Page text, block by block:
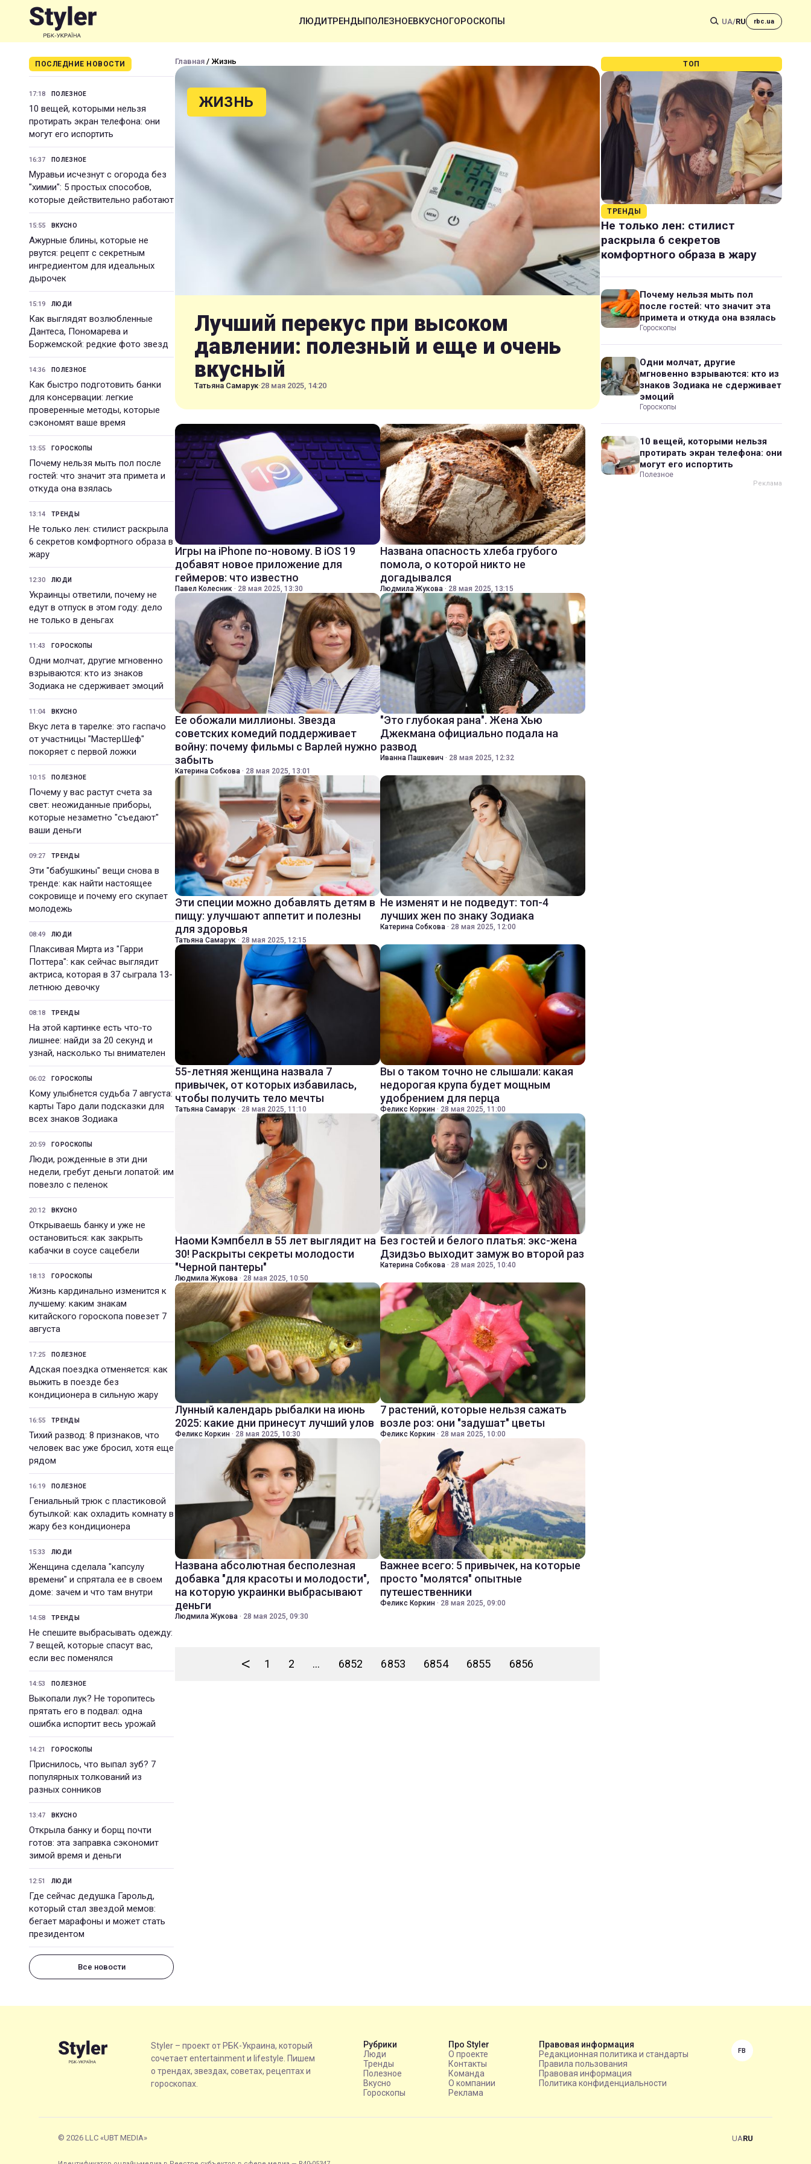
ЛЮДИТРЕНДЫПОЛЕЗНОЕВКУСНОГОРОСКОПЫ UA/RU rbc.ua
ПОСЛЕДНИЕ НОВОСТИ
17:18 ПОЛЕЗНОЕ
10 вещей, которыми нельзя
протирать экран телефона: они
могут его испортить
16:37 ПОЛЕЗНОЕ
Муравьи исчезнут с огорода без
"химии": 5 простых способов,
которые действительно работают
15:55 ВКУСНО
Ажурные блины, которые не
рвутся: рецепт с секретным
ингредиентом для идеальных
дырочек
15:19 ЛЮДИ
Как выглядят возлюбленные
Дантеса, Пономарева и
Боржемской: редкие фото звезд
14:36 ПОЛЕЗНОЕ
Как быстро подготовить банки
для консервации: легкие
проверенные методы, которые
сэкономят ваше время
13:55 ГОРОСКОПЫ
Почему нельзя мыть пол после
гостей: что значит эта примета и
откуда она взялась
13:14 ТРЕНДЫ
Не только лен: стилист раскрыла
6 секретов комфортного образа в
жару
12:30 ЛЮДИ
Украинцы ответили, почему не
едут в отпуск в этом году: дело
не только в деньгах
11:43 ГОРОСКОПЫ
Одни молчат, другие мгновенно
взрываются: кто из знаков
Зодиака не сдерживает эмоций
11:04 ВКУСНО
Вкус лета в тарелке: это гаспачо
от участницы "МастерШеф"
покоряет с первой ложки
10:15 ПОЛЕЗНОЕ
Почему у вас растут счета за
свет: неожиданные приборы,
которые незаметно "съедают"
ваши деньги
09:27 ТРЕНДЫ
Эти "бабушкины" вещи снова в
тренде: как найти настоящее
сокровище и почему его скупает
молодежь
08:49 ЛЮДИ
Плаксивая Мирта из "Гарри
Поттера": как сейчас выглядит
актриса, которая в 37 сыграла 13-
летнюю девочку
08:18 ТРЕНДЫ
На этой картинке есть что-то
лишнее: найди за 20 секунд и
узнай, насколько ты внимателен
06:02 ГОРОСКОПЫ
Кому улыбнется судьба 7 августа:
карты Таро дали подсказки для
всех знаков Зодиака
20:59 ГОРОСКОПЫ
Люди, рожденные в эти дни
недели, гребут деньги лопатой: им
повезло с пеленок
20:12 ВКУСНО
Открываешь банку и уже не
остановиться: как закрыть
кабачки в соусе сацебели
18:13 ГОРОСКОПЫ
Жизнь кардинально изменится к
лучшему: каким знакам
китайского гороскопа повезет 7
августа
17:25 ПОЛЕЗНОЕ
Адская поездка отменяется: как
выжить в поезде без
кондиционера в сильную жару
16:55 ТРЕНДЫ
Тихий развод: 8 признаков, что
человек вас уже бросил, хотя еще
рядом
16:19 ПОЛЕЗНОЕ
Гениальный трюк с пластиковой
бутылкой: как охладить комнату в
жару без кондиционера
15:33 ЛЮДИ
Женщина сделала "капсулу
времени" и спрятала ее в своем
доме: зачем и что там внутри
14:58 ТРЕНДЫ
Не спешите выбрасывать одежду:
7 вещей, которые спасут вас,
если вес поменялся
14:53 ПОЛЕЗНОЕ
Выкопали лук? Не торопитесь
прятать его в подвал: одна
ошибка испортит весь урожай
14:21 ГОРОСКОПЫ
Приснилось, что выпал зуб? 7
популярных толкований из
разных сонников
13:47 ВКУСНО
Открыла банку и борщ почти
готов: эта заправка сэкономит
зимой время и деньги
12:51 ЛЮДИ
Где сейчас дедушка Гарольд,
который стал звездой мемов:
бегает марафоны и может стать
президентом
Все новости
Главная / Жизнь
ЖИЗНЬ
Лучший перекус при высоком
давлении: полезный и еще и очень
вкусный
Татьяна Самарук·28 мая 2025, 14:20
Игры на iPhone по-новому. В iOS 19
добавят новое приложение для
геймеров: что известно
Павел Колесник · 28 мая 2025, 13:30
Названа опасность хлеба грубого
помола, о которой никто не
догадывался
Людмила Жукова · 28 мая 2025, 13:15
Ее обожали миллионы. Звезда
советских комедий поддерживает
войну: почему фильмы с Варлей нужно
забыть
Катерина Собкова · 28 мая 2025, 13:01
"Это глубокая рана". Жена Хью
Джекмана официально подала на
развод
Иванна Пашкевич · 28 мая 2025, 12:32
Эти специи можно добавлять детям в
пищу: улучшают аппетит и полезны
для здоровья
Татьяна Самарук · 28 мая 2025, 12:15
Не изменят и не подведут: топ-4
лучших жен по знаку Зодиака
Катерина Собкова · 28 мая 2025, 12:00
55-летняя женщина назвала 7
привычек, от которых избавилась,
чтобы получить тело мечты
Татьяна Самарук · 28 мая 2025, 11:10
Вы о таком точно не слышали: какая
недорогая крупа будет мощным
удобрением для перца
Феликс Коркин · 28 мая 2025, 11:00
Наоми Кэмпбелл в 55 лет выглядит на
30! Раскрыты секреты молодости
"Черной пантеры"
Людмила Жукова · 28 мая 2025, 10:50
Без гостей и белого платья: экс-жена
Дзидзьо выходит замуж во второй раз
Катерина Собкова · 28 мая 2025, 10:40
Лунный календарь рыбалки на июнь
2025: какие дни принесут лучший улов
Феликс Коркин · 28 мая 2025, 10:30
7 растений, которые нельзя сажать
возле роз: они "задушат" цветы
Феликс Коркин · 28 мая 2025, 10:00
Названа абсолютная бесполезная
добавка "для красоты и молодости",
на которую украинки выбрасывают
деньги
Людмила Жукова · 28 мая 2025, 09:30
Важнее всего: 5 привычек, на которые
просто "молятся" опытные
путешественники
Феликс Коркин · 28 мая 2025, 09:00
< 1 2 ... 6852 6853 6854 6855 6856
ТОП
ТРЕНДЫ
Не только лен: стилист
раскрыла 6 секретов
комфортного образа в жару
Почему нельзя мыть пол
после гостей: что значит эта
примета и откуда она взялась
Гороскопы
Одни молчат, другие
мгновенно взрываются: кто из
знаков Зодиака не сдерживает
эмоций
Гороскопы
10 вещей, которыми нельзя
протирать экран телефона: они
могут его испортить
Полезное
Styler – проект от РБК-Украина, который
сочетает entertainment и lifestyle. Пишем
о трендах, звездах, советах, рецептах и
гороскопах.
Рубрики
Люди
Тренды
Полезное
Вкусно
Гороскопы
Про Styler
О проекте
Контакты
Команда
О компании
Реклама
Правовая информация
Редакционная политика и стандарты
Правила пользования
Правовая информация
Политика конфиденциальности
FB
© 2026 LLC «UBT MEDIA» UARU